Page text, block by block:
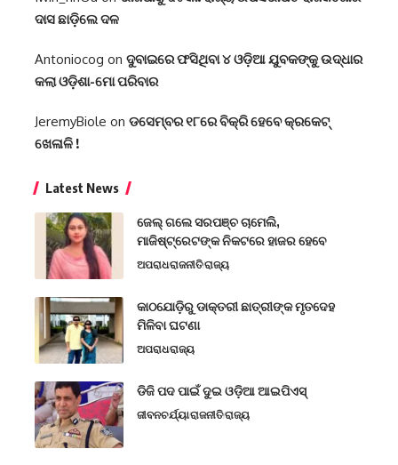
ଦାସ ଛାଡ଼ିଲେ ଦଳ
Antoniocog on ଦୁବାଇରେ ଫସିଥିବା ୪ ଓଡ଼ିଆ ଯୁବକଙ୍କୁ ଉଦ୍ଧାର
କଲା ଓଡ଼ିଶା-ମୋ ପରିବାର
JeremyBiole on ଡସେମ୍ବର ୧୮ରେ ବିକ୍ରି ହେବେ କ୍ରକେଟ୍
ଖେଳାଳି !
Latest News
ଜେଲ୍ ଗଲେ ସରପଞ୍ଚ ଚାମେଲି,
ମାଜିଷ୍ଟ୍ରେଟଙ୍କ ନିକଟରେ ହାଜର ହେବେ
ଅପରାଧରାଜନୀତିରାଜ୍ୟ
କାଠଯୋଡ଼ିରୁ ଡାକ୍ତରୀ ଛାତ୍ରୀଙ୍କ ମୃତଦେହ
ମିଳିବା ଘଟଣା
ଅପରାଧରାଜ୍ୟ
ଡିଜି ପଦ ପାଇଁ ଦୁଇ ଓଡ଼ିଆ ଆଇପିଏସ୍
ଜୀବନଚର୍ଯ୍ୟାରାଜନୀତିରାଜ୍ୟ